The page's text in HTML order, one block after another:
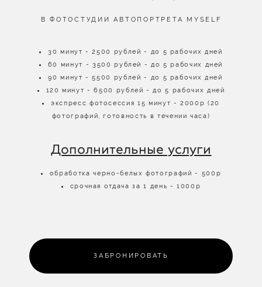
В ФОТОСТУДИИ АВТОПОРТРЕТА MYSELF
30 минут - 2500 рублей - до 5 рабочих дней
60 минут - 3500 рублей - до 5 рабочих дней
90 минут - 5500 рублей - до 5 рабочих дней
120 минут - 6500 рублей - до 5 рабочих дней
экспресс фотосессия 15 минут - 2000р (20
фотографий, готовность в течении часа)
Дополнительные услуги
обработка черно-белых фотографий - 500р
срочная отдача за 1 день - 1000р
ЗАБРОНИРОВАТЬ